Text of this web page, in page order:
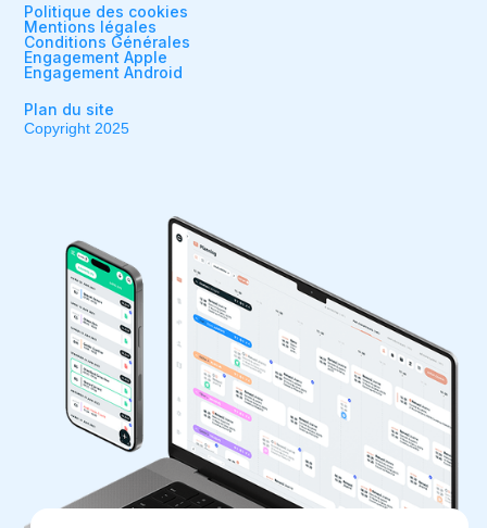
Politique des cookies
Mentions légales
Conditions Générales
Engagement Apple
Engagement Android
Plan du site
Copyright 2025